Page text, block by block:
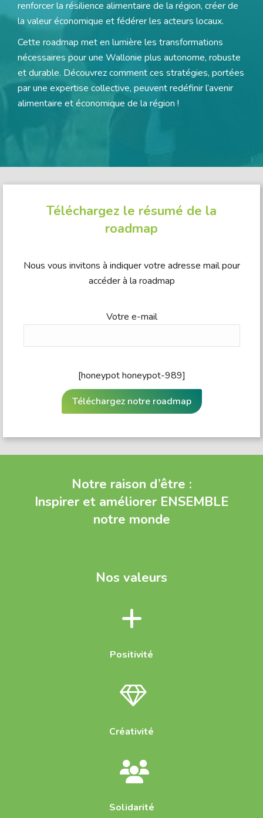
renforcer la résilience alimentaire de la région, créer de
la valeur économique et fédérer les acteurs locaux.
Cette roadmap met en lumière les transformations
nécessaires pour une Wallonie plus autonome, robuste
et durable. Découvrez comment ces stratégies, portées
par une expertise collective, peuvent redéfinir l’avenir
alimentaire et économique de la région !
Téléchargez le résumé de la
roadmap
Nous vous invitons à indiquer votre adresse mail pour
accéder à la roadmap
Votre e-mail
[honeypot honeypot-989]
Notre raison d’être :
Inspirer et améliorer ENSEMBLE
notre monde
Nos valeurs
Positivité
Créativité
Solidarité